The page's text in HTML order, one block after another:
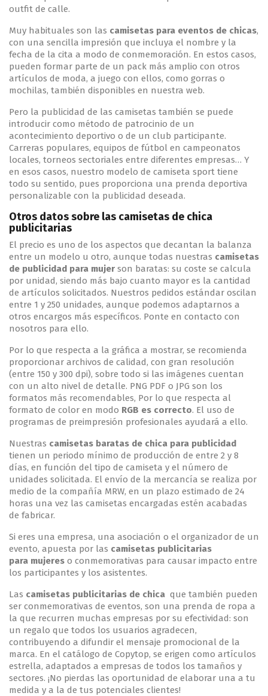
outfit de calle.
Muy habituales son las camisetas para eventos de chicas,
con una sencilla impresión que incluya el nombre y la
fecha de la cita a modo de conmemoración. En estos casos,
pueden formar parte de un pack más amplio con otros
artículos de moda, a juego con ellos, como gorras o
mochilas, también disponibles en nuestra web.
Pero la publicidad de las camisetas también se puede
introducir como método de patrocinio de un
acontecimiento deportivo o de un club participante.
Carreras populares, equipos de fútbol en campeonatos
locales, torneos sectoriales entre diferentes empresas… Y
en esos casos, nuestro modelo de camiseta sport tiene
todo su sentido, pues proporciona una prenda deportiva
personalizable con la publicidad deseada.
Otros datos sobre las camisetas de chica
publicitarias
El precio es uno de los aspectos que decantan la balanza
entre un modelo u otro, aunque todas nuestras camisetas
de publicidad para mujer son baratas: su coste se calcula
por unidad, siendo más bajo cuanto mayor es la cantidad
de artículos solicitados. Nuestros pedidos estándar oscilan
entre 1 y 250 unidades, aunque podemos adaptarnos a
otros encargos más específicos. Ponte en contacto con
nosotros para ello.
Por lo que respecta a la gráfica a mostrar, se recomienda
proporcionar archivos de calidad, con gran resolución
(entre 150 y 300 dpi), sobre todo si las imágenes cuentan
con un alto nivel de detalle. PNG PDF o JPG son los
formatos más recomendables, Por lo que respecta al
formato de color en modo RGB es correcto. El uso de
programas de preimpresión profesionales ayudará a ello.
Nuestras camisetas baratas de chica para publicidad
tienen un periodo mínimo de producción de entre 2 y 8
días, en función del tipo de camiseta y el número de
unidades solicitada. El envío de la mercancía se realiza por
medio de la compañía MRW, en un plazo estimado de 24
horas una vez las camisetas encargadas estén acabadas
de fabricar.
Si eres una empresa, una asociación o el organizador de un
evento, apuesta por las camisetas publicitarias
para mujeres o conmemorativas para causar impacto entre
los participantes y los asistentes.
Las camisetas publicitarias de chica que también pueden
ser conmemorativas de eventos, son una prenda de ropa a
la que recurren muchas empresas por su efectividad: son
un regalo que todos los usuarios agradecen,
contribuyendo a difundir el mensaje promocional de la
marca. En el catálogo de Copytop, se erigen como artículos
estrella, adaptados a empresas de todos los tamaños y
sectores. ¡No pierdas las oportunidad de elaborar una a tu
medida y a la de tus potenciales clientes!